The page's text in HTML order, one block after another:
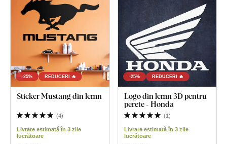
-25% REDUCERI 🔥
Sticker Mustang din lemn
(4)
Livrare estimată în 3 zile
lucrătoare
-25% REDUCERI 🔥
Logo din lemn 3D pentru
perete - Honda
(1)
Livrare estimată în 3 zile
lucrătoare